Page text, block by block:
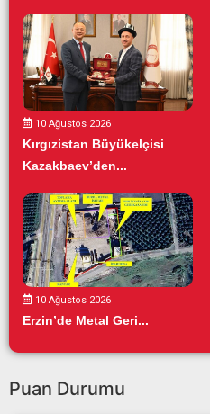
10 Ağustos 2026
Kırgızistan Büyükelçisi
Kazakbaev’den...
10 Ağustos 2026
Erzin’de Metal Geri...
Puan Durumu